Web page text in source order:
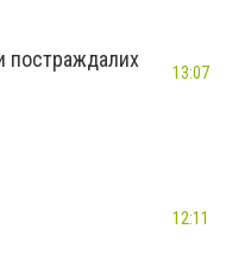
постраждалих
13:07
12:11